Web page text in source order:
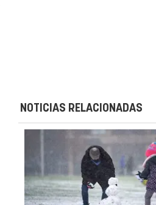
NOTICIAS RELACIONADAS